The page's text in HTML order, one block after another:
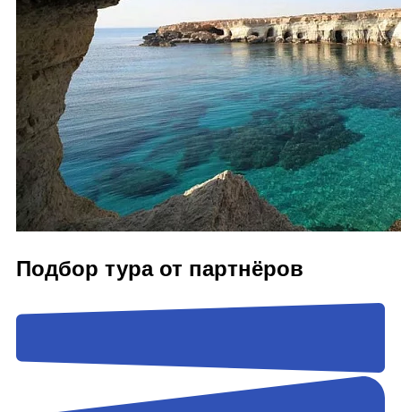
Подбор тура от партнёров